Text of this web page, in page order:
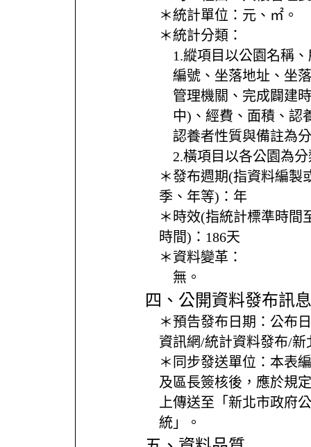
＊統計單位： 元、㎡。
＊統計分類：
1.縱項目以公園名稱
編號、坐落地址、坐
管理機關、完成闢建
中)、經費、面積、認
認養者性質與備註為
2.橫項目以各公園為
＊發布週期(指資料編製
季、年等)： 年
＊時效(指統計標準時間
時間)： 186天
＊資料變革：
無。
四、公開資料發布訊息
＊預告發布日期： 公布
資訊網/統計資料發布/
＊同步發送單位： 本表
及區長簽核後，應於規
上傳送至「新北市政府
統」。